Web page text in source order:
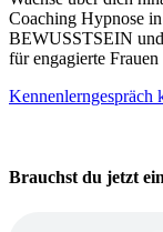
Coaching Hypnose
BEWUSSTSEIN
für engagierte Frauen
Kennenlerngespräch
Brauchst du jetzt